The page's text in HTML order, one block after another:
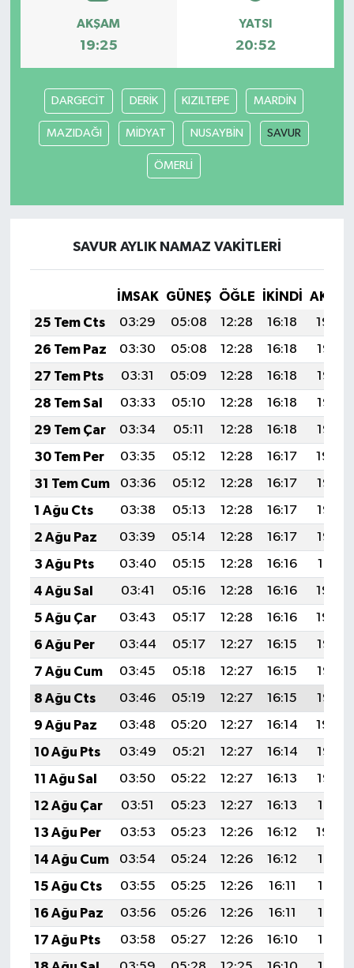
AKŞAM
19:25
YATSI
20:52
DARGECİT DERİK KIZILTEPE MARDİN
MAZIDAĞI MİDYAT NUSAYBİN SAVUR
ÖMERLİ
SAVUR AYLIK NAMAZ VAKITLERI
İMSAK GÜNEŞ ÖĞLE İKINDI
25 Tem Cts
03:29 05:08 12:28 16:18
19:39
26 Tem Paz
03:30 05:08 12:28 16:18
19:38
27 Tem Pts
03:31 05:09 12:28 16:18
19:37
28 Tem Sal
03:33 05:10 12:28 16:18
19:36
29 Tem Çar
03:34 05:11 12:28 16:18
19:35
30 Tem Per
03:35 05:12 12:28 16:17
19:34
31 Tem Cum
03:36 05:12 12:28 16:17
19:33
1 Ağu Cts
03:38 05:13 12:28 16:17
19:33
2 Ağu Paz
03:39 05:14 12:28 16:17
19:32
3 Ağu Pts
03:40 05:15 12:28 16:16
19:31
4 Ağu Sal
03:41 05:16 12:28 16:16
19:30
5 Ağu Çar
03:43 05:17 12:28 16:16
19:29
6 Ağu Per
03:44 05:17 12:27 16:15
19:27
7 Ağu Cum
03:45 05:18 12:27 16:15
19:26
8 Ağu Cts
03:46 05:19 12:27 16:15
19:25
9 Ağu Paz
03:48 05:20 12:27 16:14
19:24
10 Ağu Pts
03:49 05:21 12:27 16:14
19:23
11 Ağu Sal
03:50 05:22 12:27 16:13
19:22
12 Ağu Çar
03:51 05:23 12:27 16:13
19:21
13 Ağu Per
03:53 05:23 12:26 16:12
19:20
14 Ağu Cum
03:54 05:24 12:26 16:12
19:18
15 Ağu Cts
03:55 05:25 12:26 16:11
19:17
16 Ağu Paz
03:56 05:26 12:26 16:11
19:16
17 Ağu Pts
03:58 05:27 12:26 16:10
19:15